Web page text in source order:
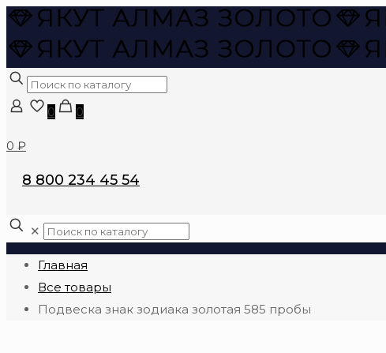
0 0
0 ₽
8 800 234 45 54
✕
Главная
Все товары
Подвеска знак зодиака золотая 585 пробы